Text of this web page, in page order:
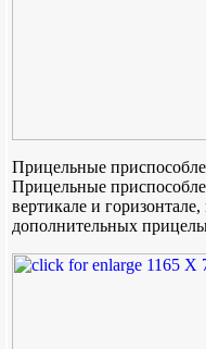
Прицельные
Прицельные
вертикале и
дополнительных